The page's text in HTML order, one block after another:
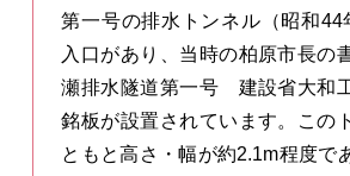
第一号の排水トンネル（昭和44
入口があり、当時の柏原市長の
瀬排水隧道第一号 建設省大和
銘板が設置されています。この
ともと高さ・幅が約2.1m程度で